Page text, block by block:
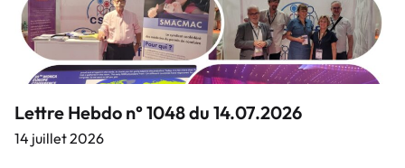
Médecins généralistes traitants français :
soyons fiers de nous !